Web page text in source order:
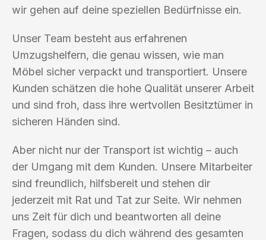
wir gehen auf deine speziellen Bedürfnisse ein.
Unser Team besteht aus erfahrenen
Umzugshelfern, die genau wissen, wie man
Möbel sicher verpackt und transportiert. Unsere
Kunden schätzen die hohe Qualität unserer Arbeit
und sind froh, dass ihre wertvollen Besitztümer in
sicheren Händen sind.
Aber nicht nur der Transport ist wichtig – auch
der Umgang mit dem Kunden. Unsere Mitarbeiter
sind freundlich, hilfsbereit und stehen dir
jederzeit mit Rat und Tat zur Seite. Wir nehmen
uns Zeit für dich und beantworten all deine
Fragen, sodass du dich während des gesamten